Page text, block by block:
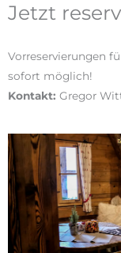
Jetzt
Vorreservierungen
sofort möglich!
Kontakt: Gregor